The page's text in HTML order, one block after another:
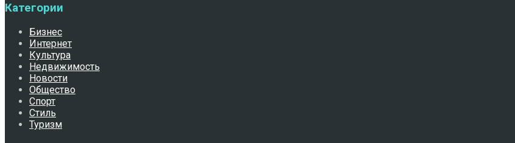
Категории
Бизнес
Интернет
Культура
Недвижимость
Новости
Общество
Спорт
Стиль
Туризм